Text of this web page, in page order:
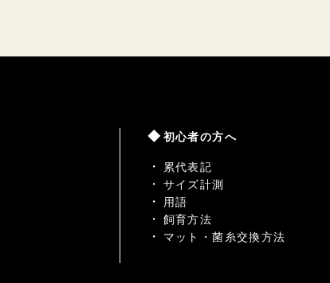
初心者の方へ
累代表記
サイズ計測
用語
飼育方法
マット・菌糸交換方法